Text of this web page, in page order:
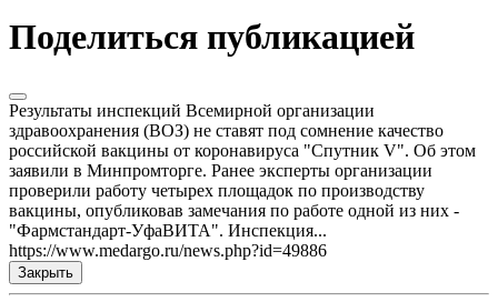
Поделиться публикацией
Результаты инспекций Всемирной организации
здравоохранения (ВОЗ) не ставят под сомнение качество
российской вакцины от коронавируса "Спутник V". Об этом
заявили в Минпромторге. Ранее эксперты организации
проверили работу четырех площадок по производству
вакцины, опубликовав замечания по работе одной из них -
"Фармстандарт-УфаВИТА". Инспекция...
https://www.medargo.ru/news.php?id=49886
Закрыть